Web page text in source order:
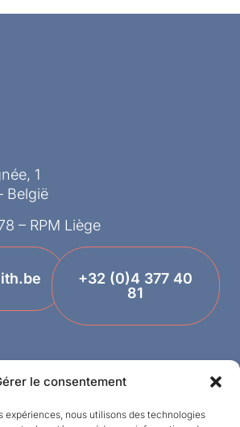
le consentement
expériences, nous utilisons des technologies
1
België
– RPM Liège
+32 (0)4 377 40
81